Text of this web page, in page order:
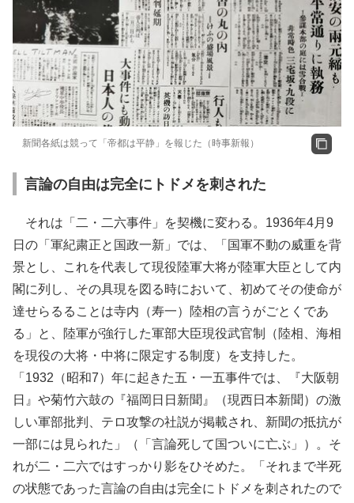
新聞各紙は競って「帝都は平静」を報じた（時事新報）
言論の自由は完全にトドメを刺された
それは「二・二六事件」を契機に変わる。1936年4月9
日の「軍紀粛正と国政一新」では、「国軍不動の威重を背
景とし、これを代表して現役陸軍大将が陸軍大臣として内
閣に列し、その具現を図る時において、初めてその使命が
達せらるることは寺内（寿一）陸相の言うがごとくであ
る」と、陸軍が強行した軍部大臣現役武官制（陸相、海相
を現役の大将・中将に限定する制度）を支持した。
「1932（昭和7）年に起きた五・一五事件では、『大阪朝
日』や菊竹六鼓の『福岡日日新聞』（現西日本新聞）の激
しい軍部批判、テロ攻撃の社説が掲載され、新聞の抵抗が
一部には見られた」（「言論死して国ついに亡ぶ」）。そ
れが二・二六ではすっかり影をひそめた。「それまで半死
の状態であった言論の自由は完全にトドメを刺されたので